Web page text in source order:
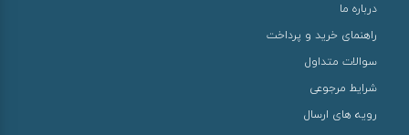
درباره ما
راهنمای خرید و پرداخت
سوالات متداول
شرایط مرجوعی
رویه های ارسال